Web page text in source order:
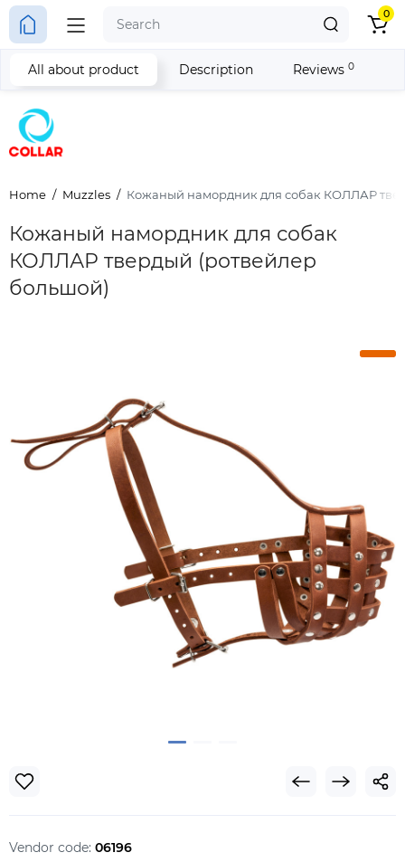
0
Home Muzzles Кожаный намордник для собак КОЛЛАР
Кожаный намордник для собак
КОЛЛАР твердый (ротвейлер
большой)
All about product Description Reviews 0
Vendor code: 06196